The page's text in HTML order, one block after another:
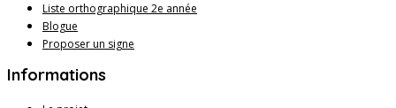
Liste orthographique 2e année
Blogue
Proposer un signe
Informations